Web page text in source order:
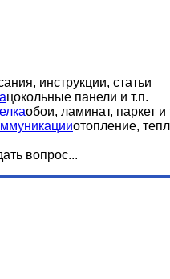
инструкции, статьи
цокольные панели и т.п.
обои, ламинат, паркет и
отопление,
вопрос...